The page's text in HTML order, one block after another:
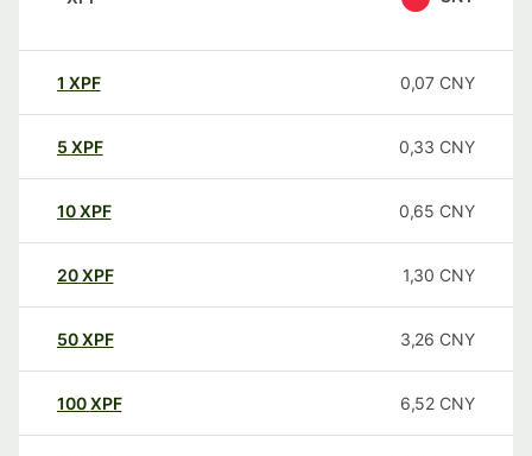
1 XPF 0,07 CNY
5 XPF 0,33 CNY
10XPF 0,65 CNY
20XPF 1,30 CNY
50XPF 3,26 CNY
100XPF 6,52 CNY